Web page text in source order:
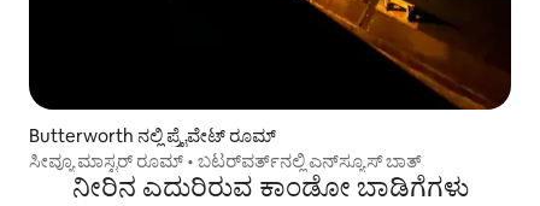
Butterworth ನಲ್ಲಿ ಪ್ರೈವೇಟ್ ರೂಮ್
ಸೀವ್ಯೂ ಮಾಸ್ಟರ್ ರೂಮ್ • ಬಟರ್‌ವರ್ತ್‌ನಲ್ಲಿ ಎನ್‌ಸ್ಯೂಸ್ ಬಾತ್
ನೀರಿನ ಎದುರಿರುವ ಕಾಂಡೋ ಬಾಡಿಗೆಗಳು